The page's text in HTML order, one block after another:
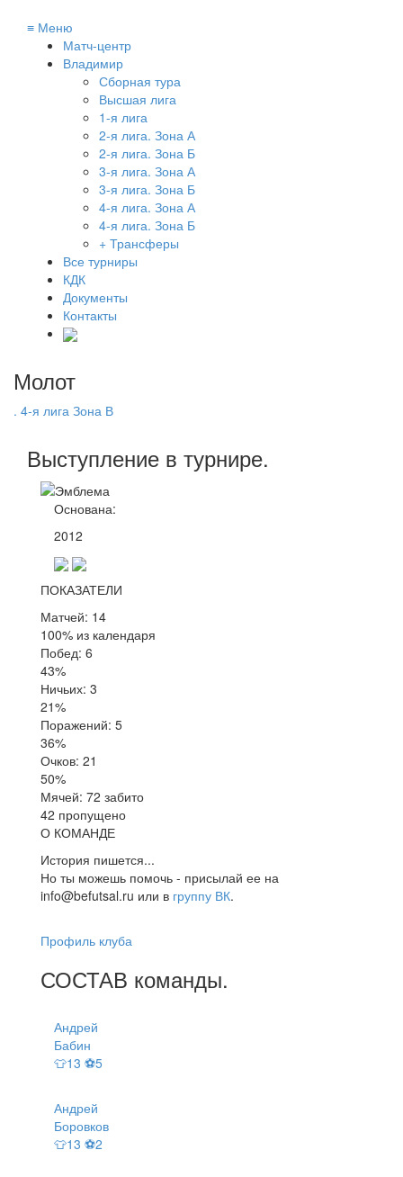
≡ Меню
Матч-центр
Владимир
Сборная тура
Высшая лига
1-я лига
2-я лига. Зона А
2-я лига. Зона Б
3-я лига. Зона А
3-я лига. Зона Б
4-я лига. Зона А
4-я лига. Зона Б
+ Трансферы
Все турниры
КДК
Документы
Контакты
Молот
. 4-я лига Зона В
Выступление в турнире.
Основана:
2012
ПОКАЗАТЕЛИ
Матчей: 14
100% из календаря
Побед: 6
43%
Ничьих: 3
21%
Поражений: 5
36%
Очков: 21
50%
Мячей: 72 забито
42 пропущено
О КОМАНДЕ
История пишется...
Но ты можешь помочь - присылай ее на
info@befutsal.ru или в группу ВК.
Профиль клуба
СОСТАВ команды.
Андрей
Бабин
👕13 ⚽5
Андрей
Боровков
👕13 ⚽2